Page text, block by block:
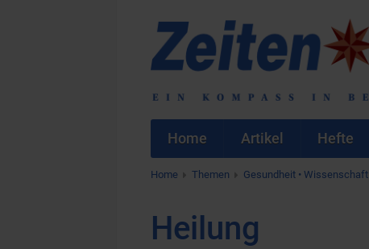
Home Artikel Hefte
Home Themen Gesundheit • Wissenschaft
Heilung